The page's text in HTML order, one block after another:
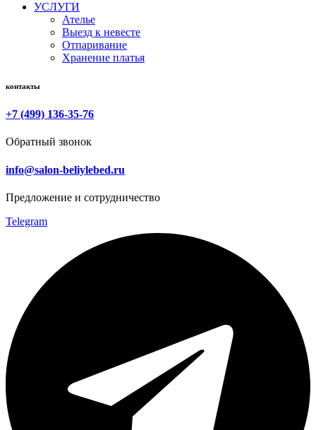
УСЛУГИ
Ателье
Выезд к невесте
Отпаривание
Хранение платья
контакты
+7 (499) 136-35-76
Обратный звонок
info@salon-beliylebed.ru
Предложение и сотрудничество
Telegram